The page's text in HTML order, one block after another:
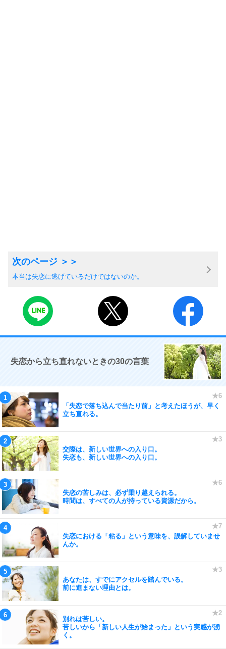
本当は失恋に逃げているだけではないのか。
失恋から立ち直れないときの30の言葉
「失恋で落ち込んで当たり前」と考えたほうが、早く
立ち直れる。
交際は、新しい世界への入り口。
失恋も、新しい世界への入り口。
失恋の苦しみは、必ず乗り越えられる。
時間は、すべての人が持っている資源だから。
失恋における「粘る」という意味を、誤解していませ
んか。
あなたは、すでにアクセルを踏んでいる。
前に進まない理由とは。
別れは苦しい。
苦しいから「新しい人生が始まった」という実感が湧
く。